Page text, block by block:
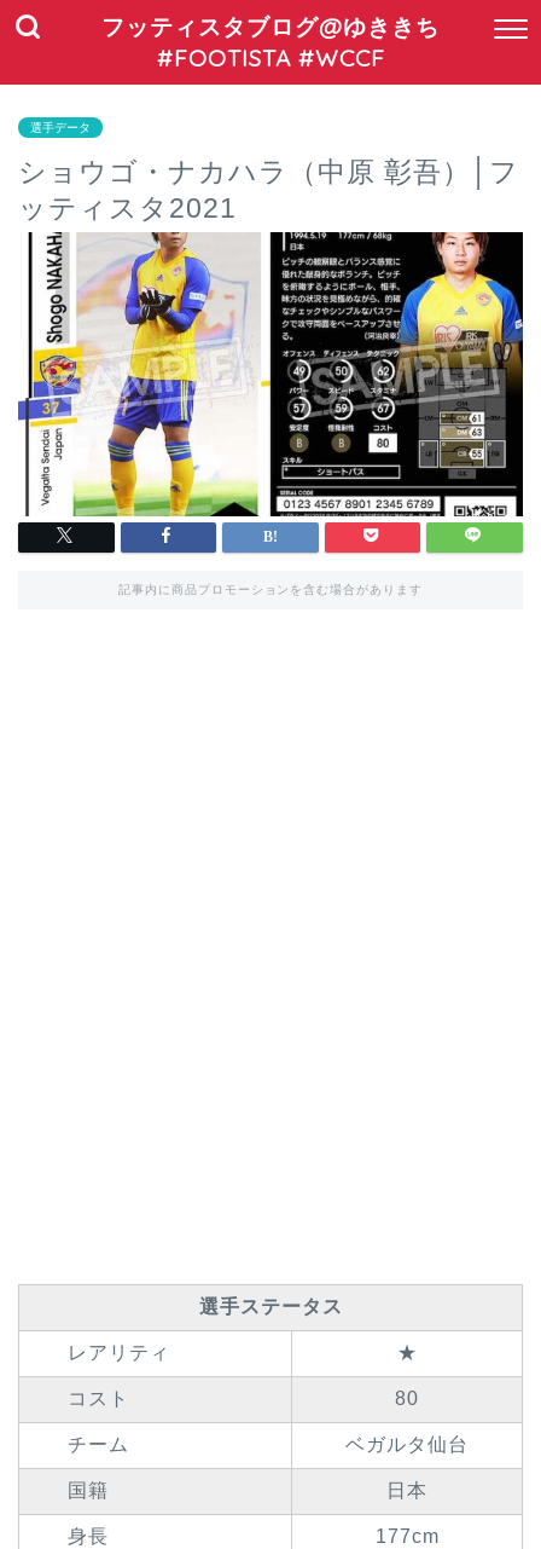
フッティスタブログ@ゆききち
#FOOTISTA #WCCF
選手データ
ショウゴ・ナカハラ（中原 彰吾）│フ
ッティスタ2021
記事内に商品プロモーションを含む場合があります
選手ステータス
レアリティ ★
コスト 80
チーム ベガルタ仙台
国籍 日本
身長 177cm